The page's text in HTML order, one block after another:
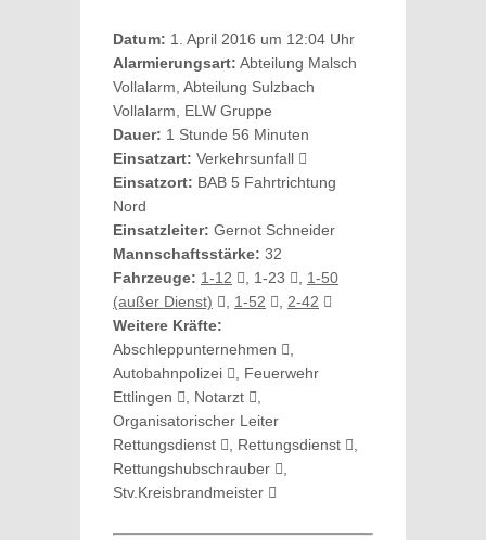
Datum: 1. April 2016 um 12:04 Uhr
Alarmierungsart: Abteilung Malsch
Vollalarm, Abteilung Sulzbach
Vollalarm, ELW Gruppe
Dauer: 1 Stunde 56 Minuten
Einsatzart: Verkehrsunfall
Einsatzort: BAB 5 Fahrtrichtung
Nord
Einsatzleiter: Gernot Schneider
Mannschaftsstärke: 32
Fahrzeuge: 1-12 , 1-23
1-50
(außer Dienst)
1-52
2-42
Weitere Kräfte:
Abschleppunternehmen
Autobahnpolizei
, Feuerwehr
Ettlingen
, Notarzt
Organisatorischer Leiter
Rettungsdienst
, Rettungsdienst
Rettungshubschrauber
Stv.Kreisbrandmeister